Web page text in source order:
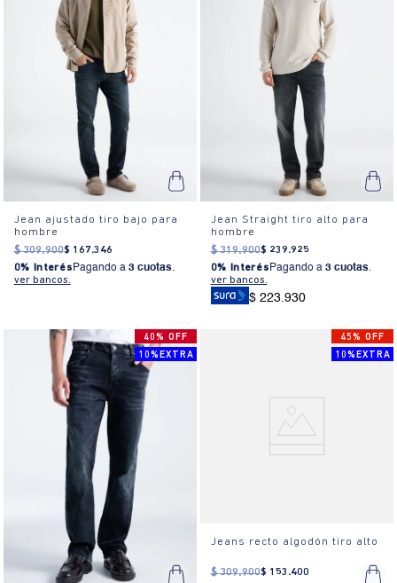
Jean ajustado tiro bajo para
hombre
$ 309.900$ 167.346
0% Interés Pagando a 3 cuotas.
ver bancos.
Jean Straight tiro alto para
hombre
$ 319.900$ 239.925
0% Interés Pagando a 3 cuotas.
ver bancos.
$ 223.930
40% OFF
10%EXTRA
45% OFF
10%EXTRA
Jeans recto algodón tiro alto
$ 309.900$ 153 .400